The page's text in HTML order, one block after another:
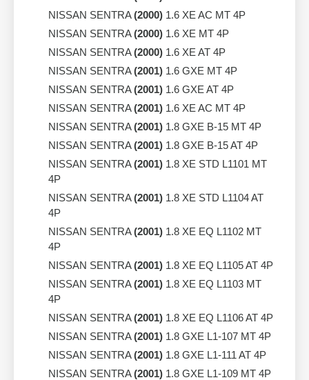
NISSAN SENTRA(2000) 1.6 XE AC MT 4P
NISSAN SENTRA(2000) 1.6 XE MT 4P
NISSAN SENTRA(2000) 1.6 XE AT 4P
NISSAN SENTRA(2001) 1.6 GXE MT 4P
NISSAN SENTRA(2001) 1.6 GXE AT 4P
NISSAN SENTRA(2001) 1.6 XE AC MT 4P
NISSAN SENTRA(2001) 1.8 GXE B-15 MT 4P
NISSAN SENTRA(2001) 1.8 GXE B-15 AT 4P
NISSAN SENTRA(2001) 1.8 XE STD L1101 MT
4P
NISSAN SENTRA(2001) 1.8 XE STD L1104 AT
4P
NISSAN SENTRA(2001) 1.8 XE EQ L1102 MT
4P
NISSAN SENTRA(2001) 1.8 XE EQ L1105 AT 4P
NISSAN SENTRA(2001) 1.8 XE EQ L1103 MT
4P
NISSAN SENTRA(2001) 1.8 XE EQ L1106 AT 4P
NISSAN SENTRA(2001) 1.8 GXE L1-107 MT 4P
NISSAN SENTRA(2001) 1.8 GXE L1-111 AT 4P
NISSAN SENTRA(2001) 1.8 GXE L1-109 MT 4P